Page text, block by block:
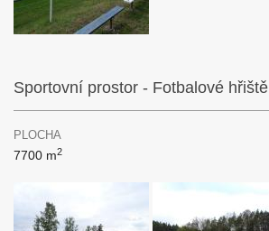
Sportovní prostor - Fotbalové hřiště
PLOCHA
7700 m2